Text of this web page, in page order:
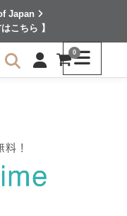
Japan
こちら 】
0